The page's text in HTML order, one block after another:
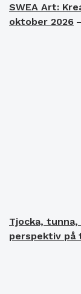
SWEA Art:
oktober 2026
Tjocka,
perspektiv på